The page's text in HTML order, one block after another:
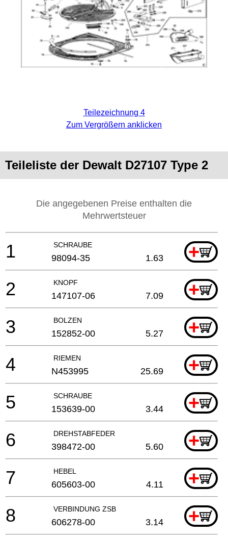
Teilezeichnung 4
Zum Vergrößern anklicken
Teileliste der Dewalt D27107 Type 2
Die angegebenen Preise enthalten die
Mehrwertsteuer
SCHRAUBE +
1 98094-35 1.63
KNOPF +
2 147107-06 7.09
BOLZEN +
3 152852-00 5.27
RIEMEN +
4 N453995 25.69
SCHRAUBE +
5 153639-00 3.44
DREHSTABFEDER +
6 398472-00 5.60
HEBEL +
7 605603-00 4.11
VERBINDUNG ZSB +
8 606278-00 3.14